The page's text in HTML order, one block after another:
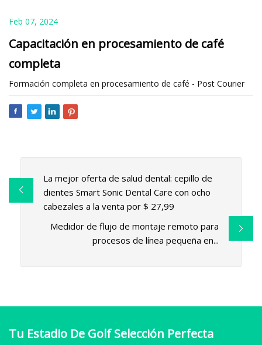
Feb 07, 2024
Capacitación en procesamiento de café
completa
Formación completa en procesamiento de café - Post Courier
La mejor oferta de salud dental: cepillo de
dientes Smart Sonic Dental Care con ocho
cabezales a la venta por $ 27,99
Medidor de flujo de montaje remoto para
procesos de línea pequeña en...
Tu Estadio De Golf Selección Perfecta